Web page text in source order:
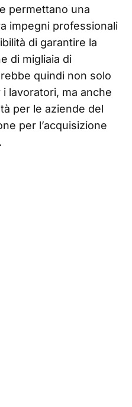
permettano una
impegni professionali
di garantire la
di migliaia di
quindi non solo
lavoratori, ma anche
per le aziende del
per l’acquisizione